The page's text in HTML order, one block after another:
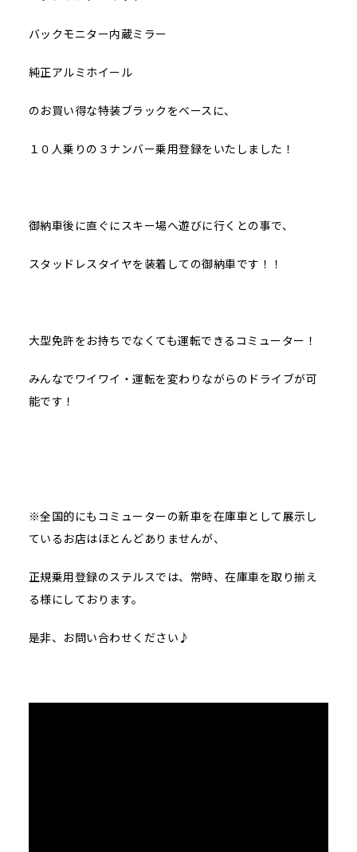
バックモニター内蔵ミラー
純正アルミホイール
のお買い得な特装ブラックをベースに、
１０人乗りの３ナンバー乗用登録をいたしました！
御納車後に直ぐにスキー場へ遊びに行くとの事で、
スタッドレスタイヤを装着しての御納車です！！
大型免許をお持ちでなくても運転できるコミューター！
みんなでワイワイ・運転を変わりながらのドライブが可
能です！
※全国的にもコミューターの新車を在庫車として展示し
ているお店はほとんどありませんが、
正規乗用登録のステルスでは、常時、在庫車を取り揃え
る様にしております。
是非、お問い合わせください♪